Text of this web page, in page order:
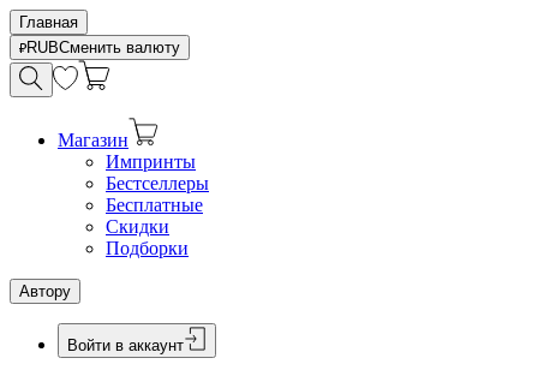
Главная
RUBСменить валюту
Магазин
Импринты
Бестселлеры
Бесплатные
Скидки
Подборки
Автору
Войти в аккаунт